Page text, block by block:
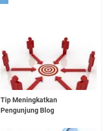
Tip Meningkatkan
Pengunjung Blog